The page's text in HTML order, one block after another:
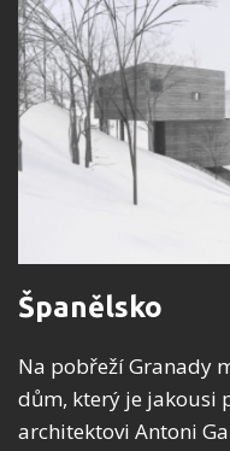
Španělsko
Na pobřeží Granady
dům, který je jakousi
architektovi Antoni